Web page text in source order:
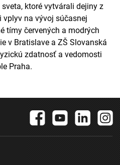
ktoré vytvárali dejiny z
na vývoj súčasnej
tímy červených a modrých
v Bratislave a ZŠ Slovanská
zdatnosť a vedomosti
Praha.